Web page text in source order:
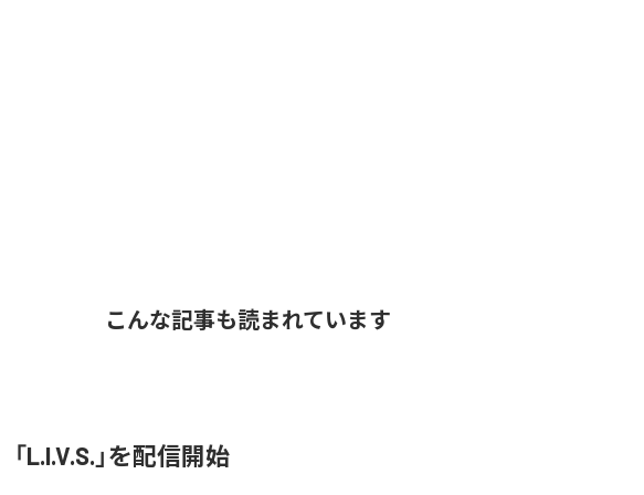
こんな記事も読まれています
「L.I.V.S.」を配信開始